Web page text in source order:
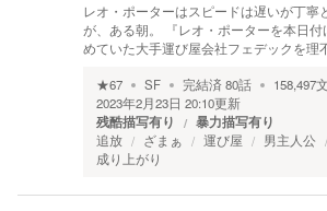
レオ・ポーターはスピードは遅いが丁寧
が、ある朝。 『レオ・ポーターを本日
めていた大手運び屋会社フェデックを
★67 SF 完結済80話 158,497
2023年2月23日 20:10更新
残酷描写有り 暴力描写有り
追放 ざまぁ 運び屋 男主人公
成り上がり